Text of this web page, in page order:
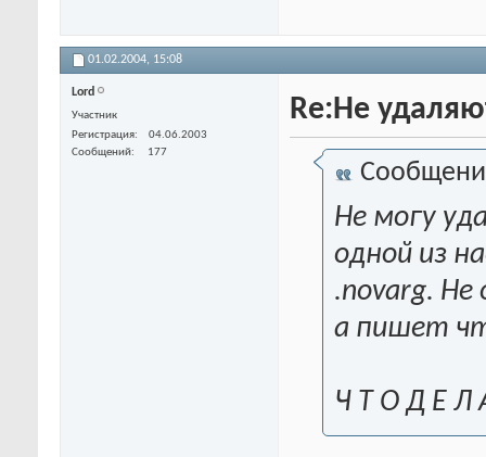
01.02.2004, 15:08
Lord
Участник
Регистрация
04.06.2003
Сообщений
177
Re:Не
Не могу
одной из
.novarg.
а пишет
Ч Т О Д Е Л